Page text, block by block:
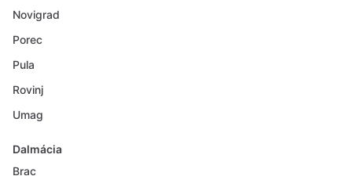
Novigrad
Porec
Pula
Rovinj
Umag
Dalmácia
Brac